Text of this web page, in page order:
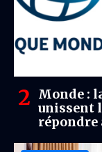
Monde :
unissent
répondre